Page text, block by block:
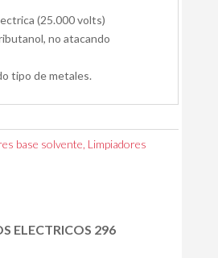
(25.000 volts)
no atacando
tipo de metales.
base solvente Limpiadores
ELECTRICOS 296